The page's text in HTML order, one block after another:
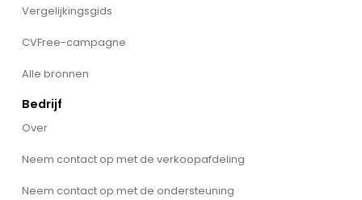
Vergelijkingsgids
CVFree-campagne
Alle bronnen
Bedrijf
Over
Neem contact op met de verkoopafdeling
Neem contact op met de ondersteuning